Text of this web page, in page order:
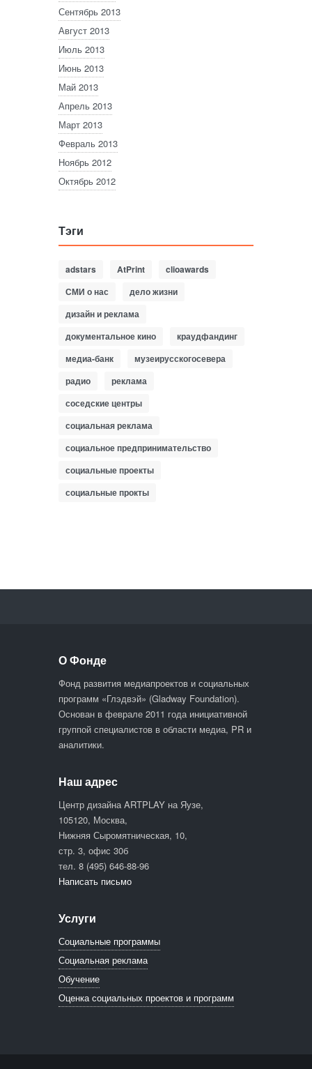
Сентябрь 2013
Август 2013
Июль 2013
Июнь 2013
Май 2013
Апрель 2013
Март 2013
Февраль 2013
Ноябрь 2012
Октябрь 2012
Тэги
adstars AtPrint
clioawards
СМИ о нас
дело жизни
дизайн и реклама
документальное кино
краудфандинг
медиа-банк
музеирусскогосевера
радио
реклама
соседские центры
социальная реклама
социальное предпринимательство
социальные проекты
социальные прокты
О Фонде
Фонд развития медиапроектов и социальных
программ «Глэдвэй» (Gladway Foundation).
Основан в феврале 2011 года инициативной
группой специалистов в области медиа, PR и
аналитики.
Наш адрес
Центр дизайна ARTPLAY на Яузе,
105120, Москва,
Нижняя Сыромятническая, 10,
стр. 3, офис 30б
тел. 8 (495) 646-88-96
Написать письмо
Услуги
Социальные программы
Социальная реклама
Обучение
Оценка социальных проектов и программ